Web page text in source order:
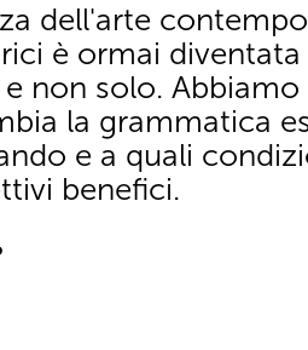
dell'arte
è ormai
non solo.
la grammatica
e a quali
benefici.